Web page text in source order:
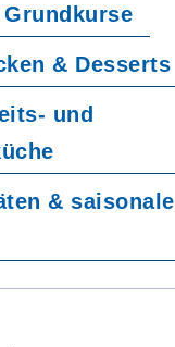
Grundkurse
& Desserts
und
& saisonale